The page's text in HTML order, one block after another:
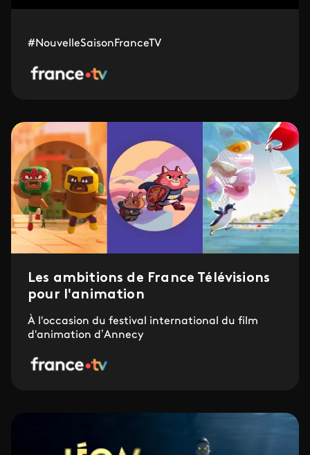
#NouvelleSaisonFranceTV
Les ambitions de France Télévisions
pour l'animation
À l'occasion du festival international du film
d'animation d’Annecy